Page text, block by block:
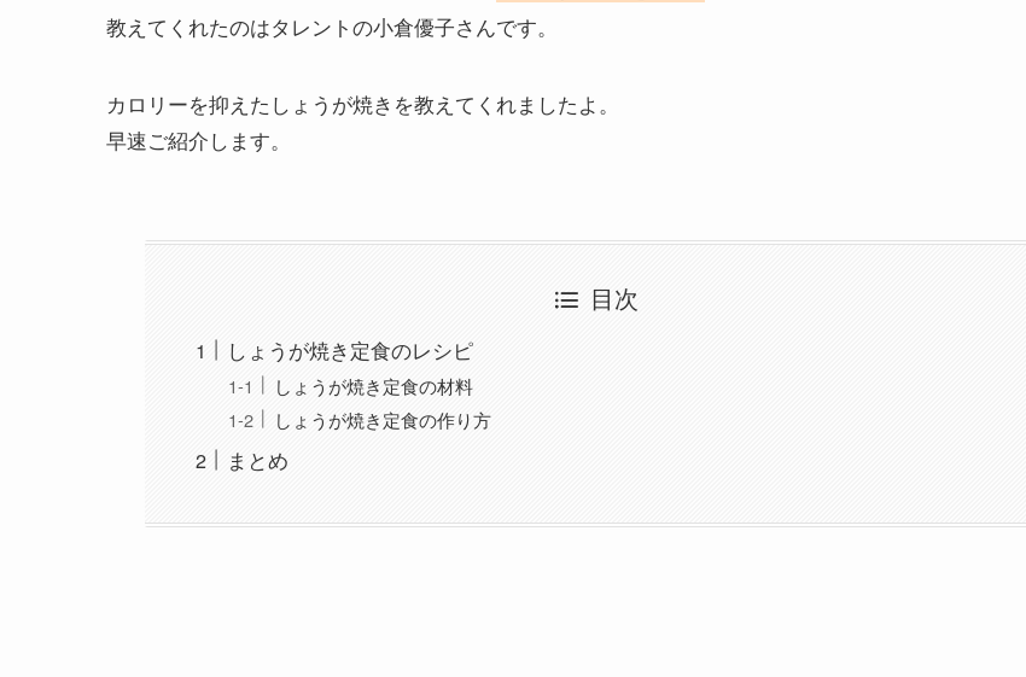
教えてくれたのはタレントの小倉優子さんです。
カロリーを抑えたしょうが焼きを教えてくれましたよ。
早速ご紹介します。
目次
しょうが焼き定食のレシピ
しょうが焼き定食の材料
しょうが焼き定食の作り方
まとめ